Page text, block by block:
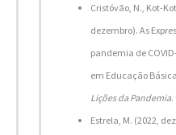
Cristóvão, N., Kot-
dezembro). As
pandemia de
em Educação
Lições da Pandemia
Estrela, M. (2022,